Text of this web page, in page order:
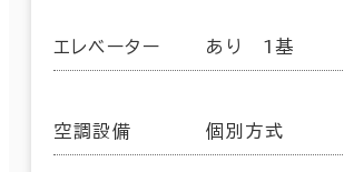
エレベーター あり 1基
空調設備 個別方式